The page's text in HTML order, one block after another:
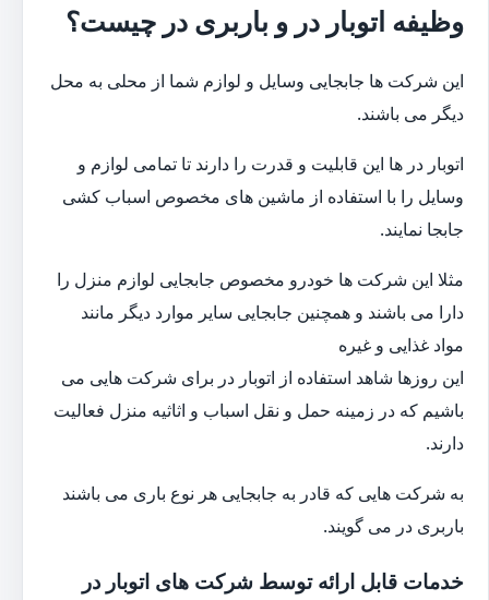
وظیفه اتوبار در و باربری در چیست؟
این شرکت ها جابجایی وسایل و لوازم شما از محلی به محل
دیگر می باشند.
اتوبار در ها این قابلیت و قدرت را دارند تا تمامی لوازم و
وسایل را با استفاده از ماشین های مخصوص اسباب کشی
جابجا نمایند.
مثلا این شرکت ها خودرو مخصوص جابجایی لوازم منزل را
دارا می باشند و همچنین جابجایی سایر موارد دیگر مانند
مواد غذایی و غیره
این روزها شاهد استفاده از اتوبار در برای شرکت هایی می
باشیم که در زمینه حمل و نقل اسباب و اثاثیه منزل فعالیت
دارند.
به شرکت هایی که قادر به جابجایی هر نوع باری می باشند
باربری در می گویند.
خدمات قابل ارائه توسط شرکت های اتوبار در